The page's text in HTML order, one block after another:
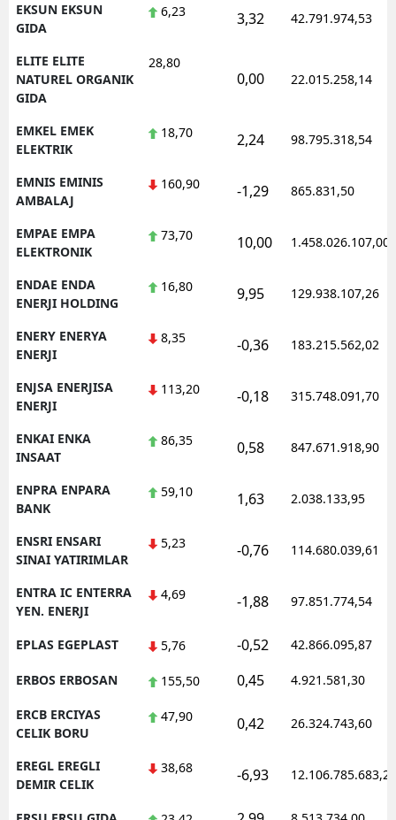
EKSUN EKSUN
GIDA
6,23 3,32 42.791.974,53
ELITE ELITE
NATUREL ORGANIK
GIDA
28,80
0,00 22.015.258,14
EMKEL EMEK
ELEKTRIK
18,70 2,24 98.795.318,54
EMNIS EMINIS
AMBALAJ
160,90 -1,29 865.831,50
EMPAE EMPA
ELEKTRONIK
73,70 10,00 1.458.026.107,00
ENDAE ENDA
ENERJI HOLDING
16,80 9,95 129.938.107,26
ENERY ENERYA
ENERJI
8,35 -0,36 183.215.562,02
ENJSA ENERJISA
ENERJI
113,20 -0,18 315.748.091,70
ENKAI ENKA
INSAAT
86,35 0,58 847.671.918,90
ENPRA ENPARA
BANK
59,10 1,63 2.038.133,95
ENSRI ENSARI
SINAI YATIRIMLAR
5,23 -0,76 114.680.039,61
ENTRA IC ENTERRA
YEN. ENERJI
4,69 -1,88 97.851.774,54
EPLAS EGEPLAST 5,76 -0,52 42.866.095,87
ERBOS ERBOSAN 155,50 0,45 4.921.581,30
ERCB ERCIYAS
CELIK BORU
47,90 0,42 26.324.743,60
EREGL EREGLI
DEMIR CELIK
38,68 -6,93 12.106.785.683,20